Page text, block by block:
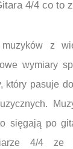
4/4 co to
muzyków z
wymiary
który pasuje
sięgają po
4/4 ze